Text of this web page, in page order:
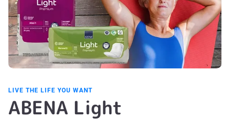
LIVE THE LIFE YOU WANT
ABENA Light